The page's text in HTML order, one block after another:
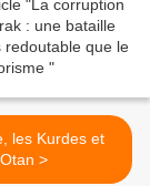
les Kurdes et
l'Otan >